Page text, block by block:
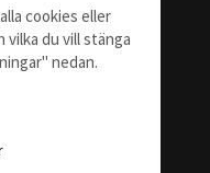
cookies eller
vilka du vill stänga
nedan.